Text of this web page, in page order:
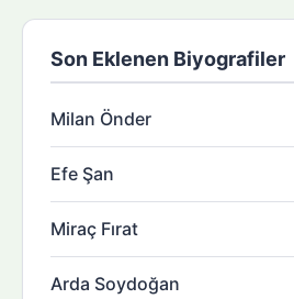
Son Eklenen Biyografiler
Milan Önder
Efe Şan
Miraç Fırat
Arda Soydoğan